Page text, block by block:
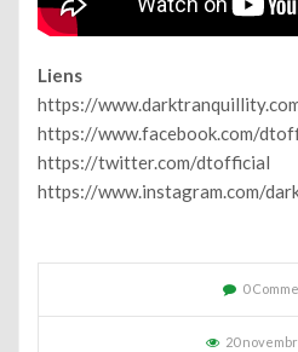
Liens
https://
https://www.facebook.com/
https://twitter.com/dtofficial
https://www.instagram.com/
0
20